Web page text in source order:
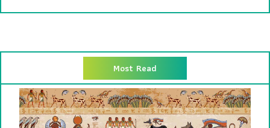
Most Read